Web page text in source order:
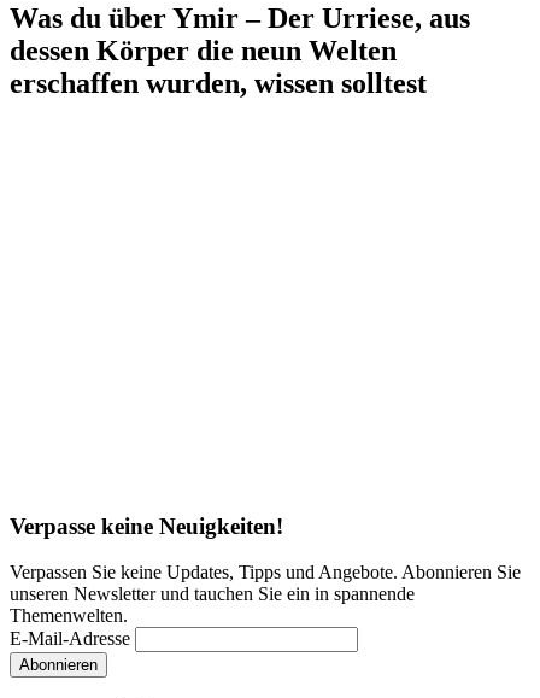
Was du über Ymir – Der Urriese, aus
dessen Körper die neun Welten
erschaffen wurden, wissen solltest
Verpasse keine Neuigkeiten!
Verpassen Sie keine Updates, Tipps und Angebote. Abonnieren Sie
unseren Newsletter und tauchen Sie ein in spannende
Themenwelten.
E-Mail-Adresse